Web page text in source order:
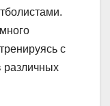
с
различных